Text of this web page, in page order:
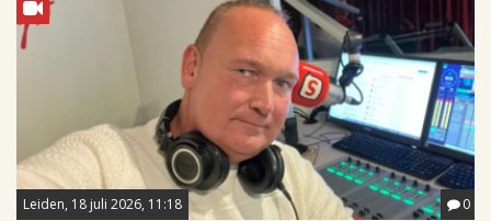
Leiden, 18 juli 2026, 11:18 0